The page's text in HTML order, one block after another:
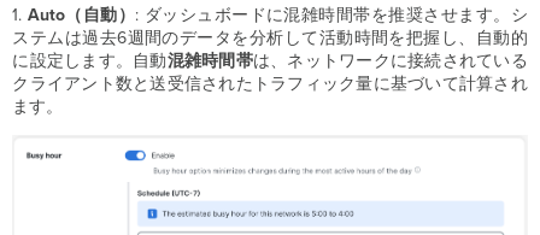
1. Auto（自動） : ダッシュボードに混雑時間帯を推奨させます。シ
ステムは過去6週間のデータを分析して活動時間を把握し、自動的
に設定します。自動混雑時間帯は、ネットワークに接続されている
クライアント数と送受信されたトラフィック量に基づいて計算され
ます。